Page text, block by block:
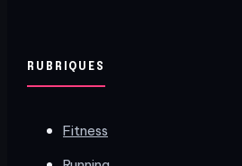
RUBRIQUES
Fitness